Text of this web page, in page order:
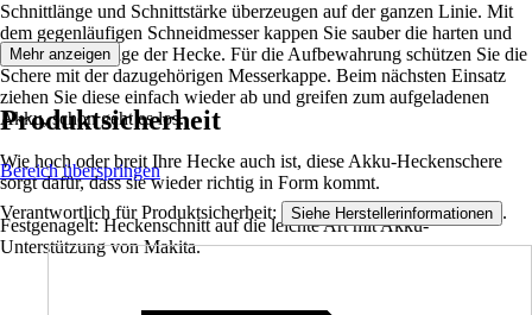
Schnittlänge und Schnittstärke überzeugen auf der ganzen Linie. Mit
dem gegenläufigen Schneidmesser kappen Sie sauber die harten und
weicheren Zweige der Hecke. Für die Aufbewahrung schützen Sie die
Schere mit der dazugehörigen Messerkappe. Beim nächsten Einsatz
ziehen Sie diese einfach wieder ab und greifen zum aufgeladenen
Akku, schon geht es los.
Wie hoch oder breit Ihre Hecke auch ist, diese Akku-Heckenschere
sorgt dafür, dass sie wieder richtig in Form kommt.
Festgenagelt: Heckenschnitt auf die leichte Art mit Akku-
Unterstützung von Makita.
Mehr anzeigen
Produktsicherheit
Bereich überspringen
Verantwortlich für Produktsicherheit: Siehe Herstellerinformationen .